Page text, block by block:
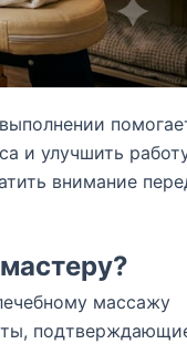
и улучшить
внимание
массажу